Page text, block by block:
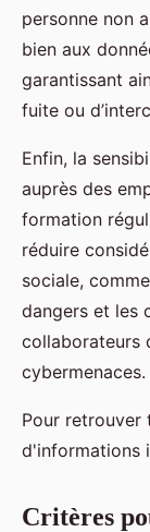
personne non
bien aux
garantissant
fuite ou
Enfin, la
auprès des
formation
réduire
sociale,
dangers et les
collaborateurs
cybermenaces.
Pour retrouver
d'informations
Critères